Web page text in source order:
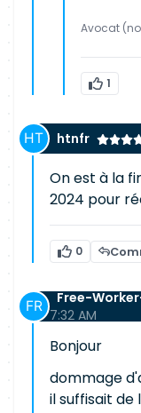
Avocat
1
htnfr
On est à la
2024 pour
0
Free-
7:32 AM
Bonjour
dommage
il suffisait